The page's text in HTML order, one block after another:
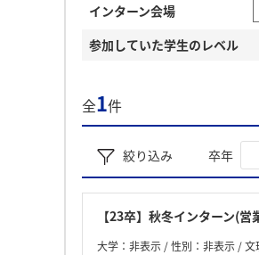
インターン会場
参加していた学生のレベル
全1件
絞り込み 卒年
【23卒】秋冬インターン(営
大学：非表示 / 性別：非表示 / 文